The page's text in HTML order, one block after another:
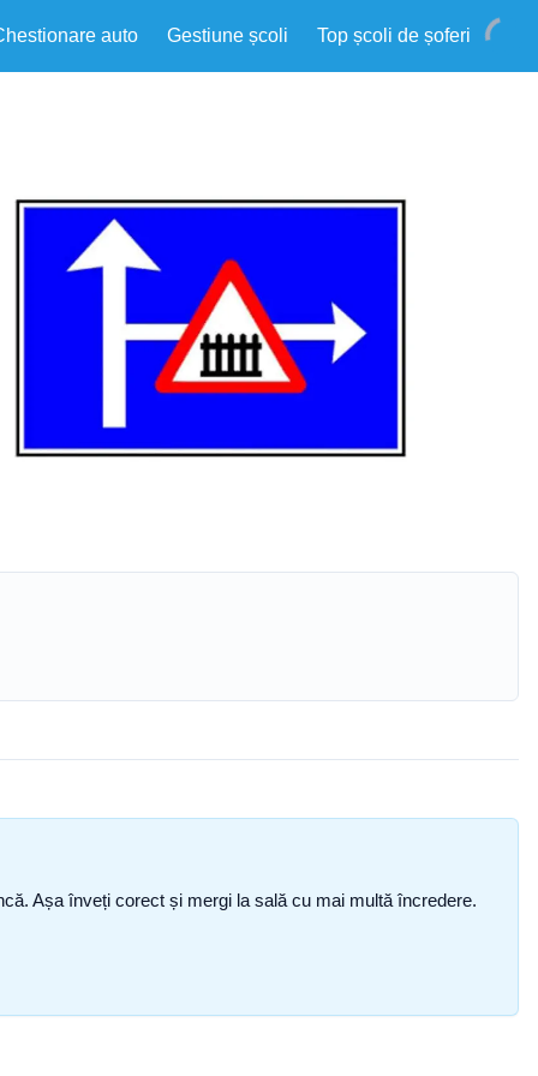
auto Gestiune școli Top școli de șoferi
Așa înveți corect și mergi la sală cu mai multă încredere.